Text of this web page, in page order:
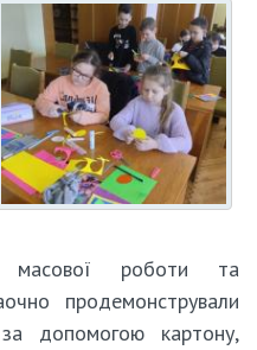
масової роботи та
продемонстрували
допомогою картону,